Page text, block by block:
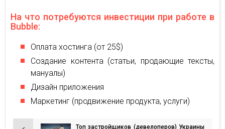
На что потребуются инвестиции при работе в
Bubble:
Оплата хостинга (от 25$)
Создание контента (статьи, продающие тексты,
мануалы)
Дизайн приложения
Маркетинг (продвижение продукта, услуги)
Топ застройщиков (девелоперов) Украины